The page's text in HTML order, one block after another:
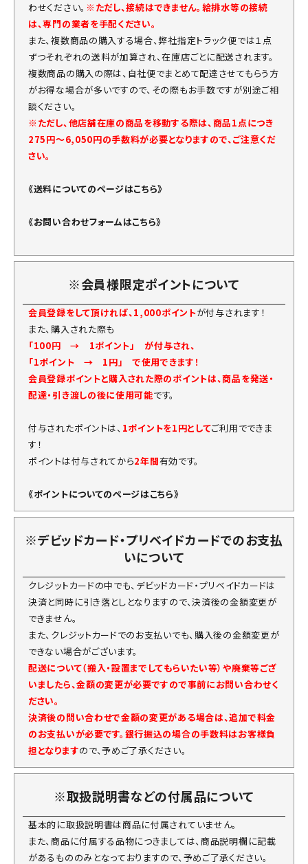
わせください。 ※ただし、接続はできません。給排水等の接続
は、専門の業者を手配ください。
また、複数商品の購入する場合、弊社指定トラック便では１点
ずつそれぞれの送料が加算され、在庫店ごとに配送されます。
複数商品の購入の際は、自社便でまとめて配達させてもらう方
がお得な場合が多いですので、その際もお手数ですが別途ご相
談ください。
※ただし、他店舗在庫の商品を移動する際は、商品1点につき
275円～6,050円の手数料が必要となりますので、ご注意くだ
さい。
《送料についてのページはこちら》
《お問い合わせフォームはこちら》
※会員様限定ポイントについて
会員登録をして頂ければ、1,000ポイントが付与されます！
また、購入された際も
「100円 → 1ポイント」 が付与され、
「1ポイント → 1円」 で使用できます！
会員登録ポイントと購入された際のポイントは、商品を発送・
配達・引き渡しの後に使用可能です。
付与されたポイントは、 1ポイントを1円としてご利用でできま
す！
ポイントは付与されてから2年間有効です。
《ポイントについてのページはこちら》
※デビッドカード・プリベイドカードでのお支払
いについて
クレジットカードの中でも、デビッドカード・プリベイドカードは
決済と同時に引き落としとなりますので、決済後の金額変更が
できません。
また、クレジットカードでのお支払いでも、購入後の金額変更が
できない場合がございます。
配送について（搬入・設置までしてもらいたい等）や廃棄等ござ
いましたら、金額の変更が必要ですので事前にお問い合わせく
ださい。
決済後の問い合わせで金額の変更がある場合は、追加で料金
のお支払いが必要です。銀行振込の場合の手数料はお客様負
担となりますので、予めご了承ください。
※取扱説明書などの付属品について
基本的に取扱説明書は商品に付属されていません。
また、商品に付属する品物につきましては、商品説明欄に記載
があるもののみとなっておりますので、予めご了承ください。